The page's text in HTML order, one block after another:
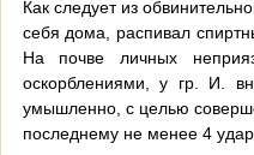
Как следует из
себя дома, распивал
На почве личных
оскорблениями, у гр. И.
умышленно, с целью
последнему не менее 4